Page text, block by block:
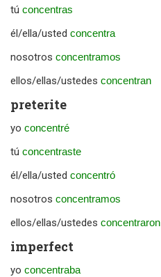
tú concentras
él/ella/usted concentra
nosotros concentramos
ellos/ellas/ustedes concentran
preterite
yo concentré
tú concentraste
él/ella/usted concentró
nosotros concentramos
ellos/ellas/ustedes concentraron
imperfect
yo concentraba